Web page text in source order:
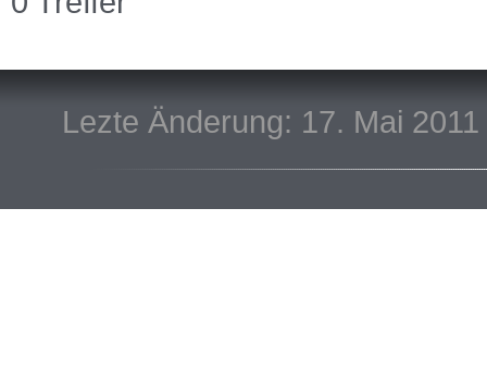
Lezte Änderung: 17. Mai